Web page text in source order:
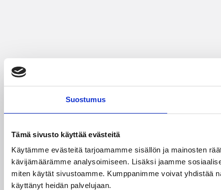
Suostumus
Tämä sivusto käyttää evästeitä
Käytämme evästeitä tarjoamamme sisällön ja mainosten
kävijämäärämme analysoimiseen. Lisäksi jaamme
miten käytät sivustoamme. Kumppanimme voivat yhdistää
käyttänyt heidän palvelujaan.